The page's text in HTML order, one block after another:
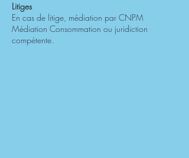
Litiges
En cas de litige, médiation par CNPM
Médiation Consommation ou juridiction
compétente.